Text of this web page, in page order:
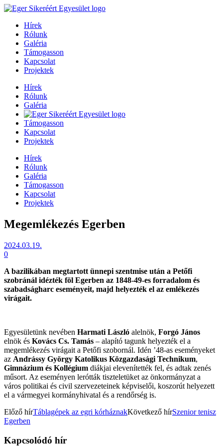
Hírek
Rólunk
Galéria
Támogasson
Kapcsolat
Projektek
Hírek
Rólunk
Galéria
Támogasson
Kapcsolat
Projektek
Hírek
Rólunk
Galéria
Támogasson
Kapcsolat
Projektek
Megemlékezés Egerben
2024.03.19.
0
A bazilikában megtartott ünnepi szentmise után a Petőfi
szobránál idézték föl Egerben az 1848-49-es forradalom és
szabadságharc eseményeit, majd helyezték el az emlékezés
virágait.
Egyesületünk nevében Harmati László alelnök, Forgó János
elnök és Kovács Cs. Tamás – alapító tagunk helyezték el a
megemlékezés virágait a Petőfi szobornál. Idén ’48-as eseményeket
az Andrássy György Katolikus Közgazdasági Technikum,
Gimnázium és Kollégium diákjai elevenítették fel, és adtak zenés
műsort. Az eseményen lerótták tiszteletüket az önkormányzat a
város politikai és civil szervezeteinek képviselői, koszorút helyezett
el a vármegyei kormányhivatal és a rendőrség is.
Előző hírTáblagépek az egri kórháznakKövetkező hírSzenior tenisz
Egerben
Kapcsolódó hír